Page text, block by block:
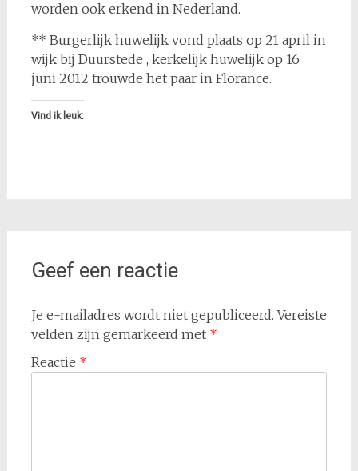
worden ook erkend in Nederland.
** Burgerlijk huwelijk vond plaats op 21 april in
wijk bij Duurstede , kerkelijk huwelijk op 16
juni 2012 trouwde het paar in Florance.
Vind ik leuk:
Geef een reactie
Je e-mailadres wordt niet gepubliceerd. Vereiste
velden zijn gemarkeerd met *
Reactie *